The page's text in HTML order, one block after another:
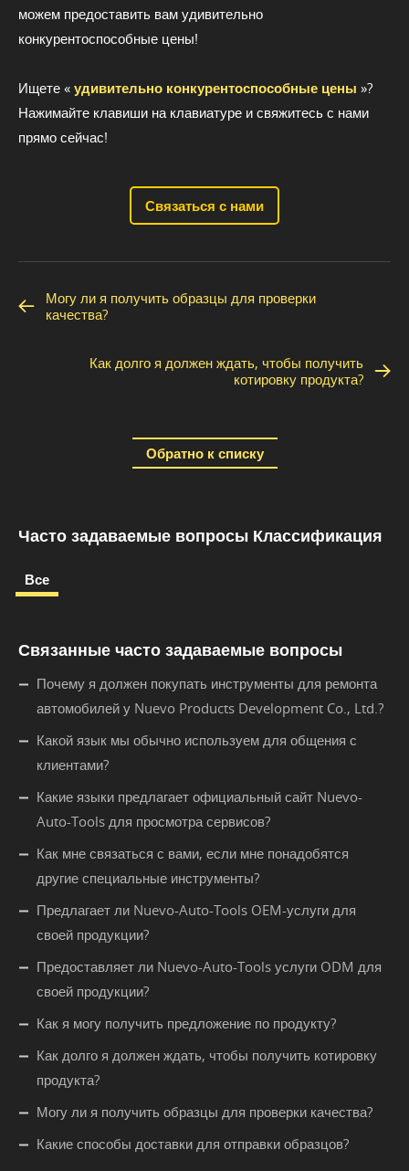
можем предоставить вам удивительно
конкурентоспособные цены!
Ищете « удивительно конкурентоспособные цены »?
Нажимайте клавиши на клавиатуре и свяжитесь с нами
прямо сейчас!
Связаться с нами
Могу ли я получить образцы для проверки
качества?
Как долго я должен ждать, чтобы получить
котировку продукта?
Обратно к списку
Часто задаваемые вопросы Классификация
Все
Связанные часто задаваемые вопросы
Почему я должен покупать инструменты для ремонта
автомобилей у Nuevo Products Development Co., Ltd.?
Какой язык мы обычно используем для общения с
клиентами?
Какие языки предлагает официальный сайт Nuevo-
Auto-Tools для просмотра сервисов?
Как мне связаться с вами, если мне понадобятся
другие специальные инструменты?
Предлагает ли Nuevo-Auto-Tools OEM-услуги для
своей продукции?
Предоставляет ли Nuevo-Auto-Tools услуги ODM для
своей продукции?
Как я могу получить предложение по продукту?
Как долго я должен ждать, чтобы получить котировку
продукта?
Могу ли я получить образцы для проверки качества?
Какие способы доставки для отправки образцов?